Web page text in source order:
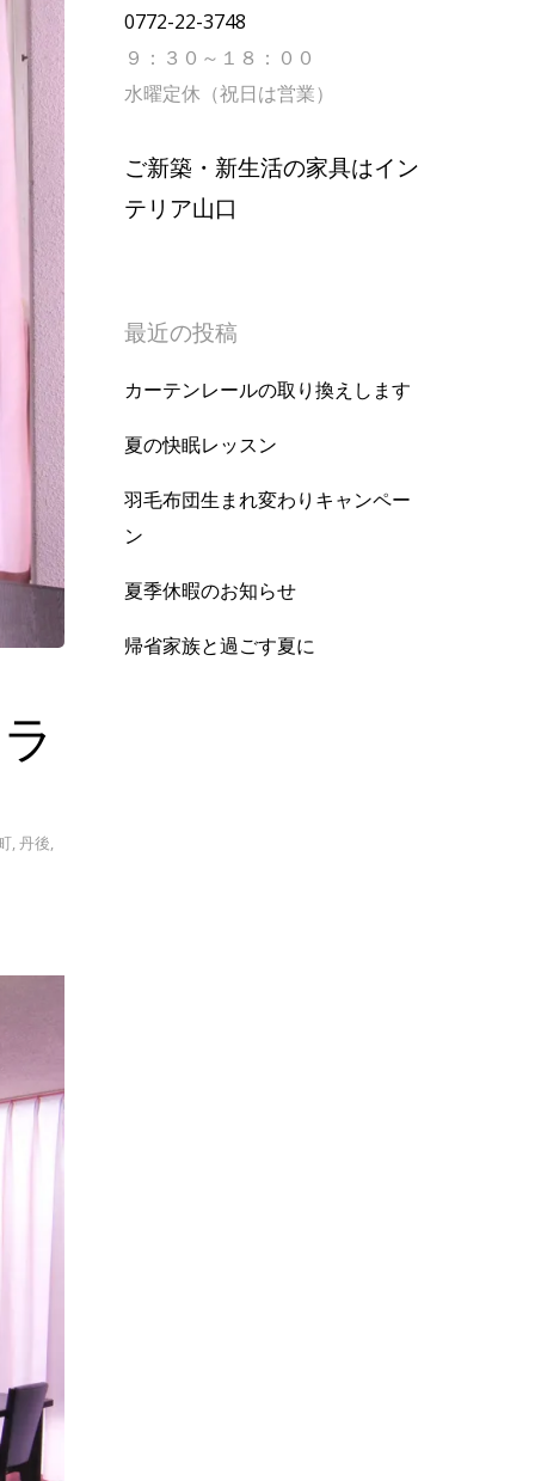
,丹後,
0772-22-3748
９：３０～１８：００
水曜定休（祝日は営業）
ご新築・新生活の家具はイン
テリア山口
最近の投稿
カーテンレールの取り換えします
夏の快眠レッスン
羽毛布団生まれ変わりキャンペー
ン
夏季休暇のお知らせ
帰省家族と過ごす夏に